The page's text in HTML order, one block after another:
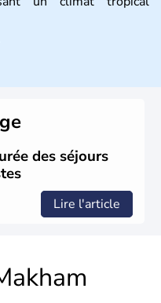
Uni et les Etats-
et de pouvoir avant
en 1932. Il s'agit encore
au régime politique
des séjours
Lire l'article